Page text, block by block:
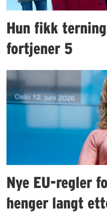
Hun fikk
fortjener 5
Nye EU-regler
henger langt